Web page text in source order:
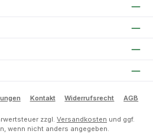
Kontakt Widerrufsrecht AGB
zzgl. Versandkosten und ggf.
wenn nicht anders angegeben.